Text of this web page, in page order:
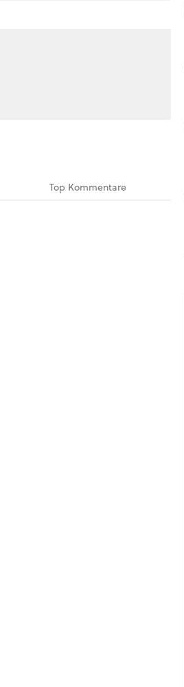
Top Kommentare